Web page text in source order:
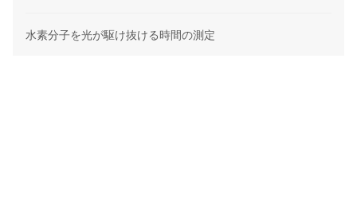
水素分子を光が駆け抜ける時間の測定